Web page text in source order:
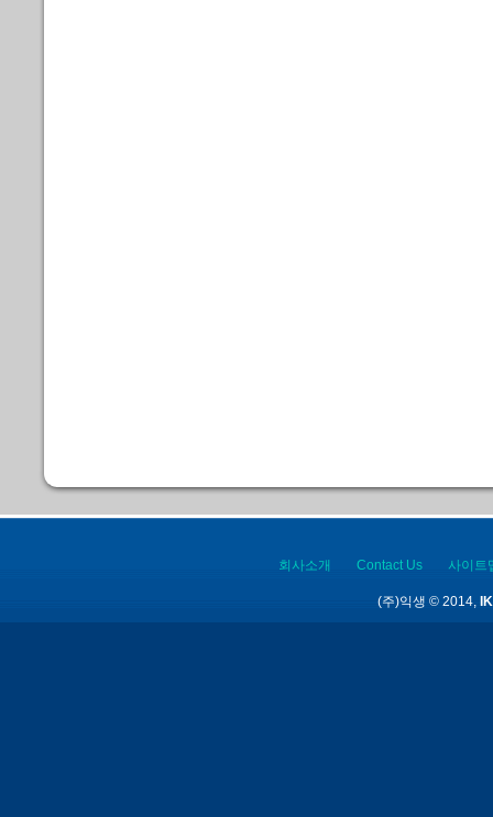
회사소개 Contact Us 사이트
(주)익생 © 2014,